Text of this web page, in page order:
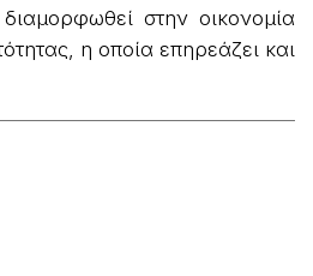
στην οικονομία
η οποία επηρεάζει και